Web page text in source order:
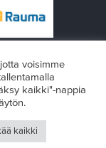
voisimme
kaikki"-nappia
kaikki